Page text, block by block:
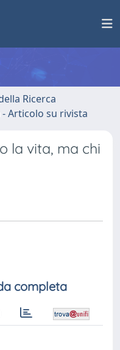
Ricerca
- Articolo su rivista
la vita, ma chi
completa